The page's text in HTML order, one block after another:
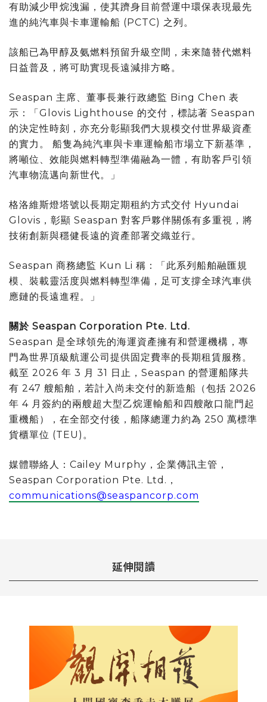
有助減少甲烷洩漏，使其躋身目前營運中環保表現最先
進的純汽車與卡車運輸船 (PCTC) 之列。
該船已為甲醇及氨燃料預留升級空間，未來隨替代燃料
日益普及，將可助實現長遠減排方略。
Seaspan 主席、董事長兼行政總監 Bing Chen 表
示：「Glovis Lighthouse 的交付，標誌著 Seaspan
的決定性時刻，亦充分彰顯我們大規模交付世界級資產
的實力。 船隻為純汽車與卡車運輸船市場立下新基準，
將噸位、效能與燃料轉型準備融為一體，有助客戶引領
汽車物流邁向新世代。」
格洛維斯燈塔號以長期定期租約方式交付 Hyundai
Glovis，彰顯 Seaspan 對客戶夥伴關係有多重視，將
技術創新與穩健長遠的資產部署交織並行。
Seaspan 商務總監 Kun Li 稱：「此系列船舶融匯規
模、裝載靈活度與燃料轉型準備，足可支撐全球汽車供
應鏈的長遠進程。」
關於 Seaspan Corporation Pte. Ltd.
Seaspan 是全球領先的海運資產擁有和營運機構，專
門為世界頂級航運公司提供固定費率的長期租賃服務。
截至 2026 年 3 月 31 日止，Seaspan 的營運船隊共
有 247 艘船舶，若計入尚未交付的新造船（包括 2026
年 4 月簽約的兩艘超大型乙烷運輸船和四艘敞口龍門起
重機船），在全部交付後，船隊總運力約為 250 萬標準
貨櫃單位 (TEU)。
媒體聯絡人：Cailey Murphy，企業傳訊主管，
Seaspan Corporation Pte. Ltd.，
communications@seaspancorp.com
延伸閱讀